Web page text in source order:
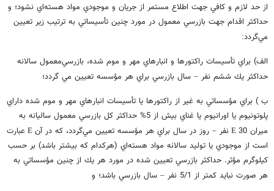
از حد لازم و كافي جهت اطلاع مستمر از جريان و موجودي مواد هسته‌اي نشود؛ و
حداكثر اقدام جهت بازرسي معمول در مورد چنين تأسيساتي به ترتيب زير تعيين
مي‌گردد:
الف) براي تأسيسات راكتورها و انبارهاي مهر و موم شده، بازرسي‌معمول سالانه
حداكثر يك ششم نفر – سال بازرسي براي هر مؤسسه تعيين مي گردد؛
ب ) براي مؤسساتي به غير از راكتورها يا تأسيسات انبارهاي مهر و موم شده داراي
پلوتونيوم يا اورانيوم يا غناي بيش از 5% حداكثر كل بازرسي معمول ساليانه به
ميران 30
نفر – روز در سال براي هر مؤسسه تعيين مي‌گردد، كه در آن
عبارت
است از موجودي يا توليد سالانه مواد هسته‌اي (هركدام كه بيشتر باشد) بر حسب
كيلوگرم مؤثر. حداكثر بازرسي تعيين شده در مورد هر يك از چنين مؤسساتي به
هر صورت نبايد كمتر از 5/1 نفر
– سال بازرسي باشد؛ و